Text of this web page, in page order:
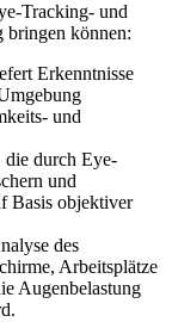
Tracking- und
bringen können:
Erkenntnisse
und
die durch Eye-
und
Basis objektiver
des
Arbeitsplätze
Augenbelastung